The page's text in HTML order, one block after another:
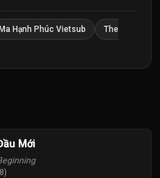
29
30
Tập
38
Hạnh Phúc Vietsub
The
Mới